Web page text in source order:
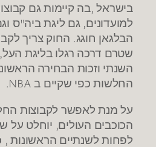
בישראל ,בה קיימות גם
למועדונים, גם ליגת ביה"ס
הבלגאן חוגג. החוק צריך
שטרם דרכה רגלו בליגת
השנתי וזכות הבחירה
החלשות כפי שקיים ב NBA.
על מנת לאפשר לקבוצות
הכוכבים העולים, יוחלט
לפחות לשנתיים הראשונות ,